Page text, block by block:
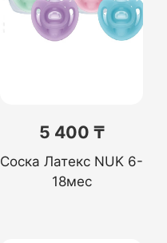
5 400 ₸
Соска Латекс NUK 6-
18мес